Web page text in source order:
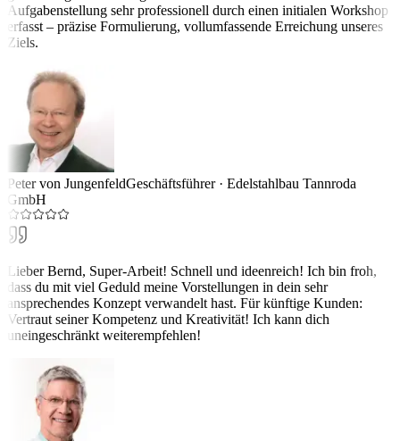
Aufgabenstellung sehr professionell durch einen initialen Workshop
erfasst – präzise Formulierung, vollumfassende Erreichung unseres
Ziels.
Peter von JungenfeldGeschäftsführer· Edelstahlbau Tannroda
GmbH
Lieber Bernd, Super-Arbeit! Schnell und ideenreich! Ich bin froh,
dass du mit viel Geduld meine Vorstellungen in dein sehr
ansprechendes Konzept verwandelt hast. Für künftige Kunden:
Vertraut seiner Kompetenz und Kreativität! Ich kann dich
uneingeschränkt weiterempfehlen!